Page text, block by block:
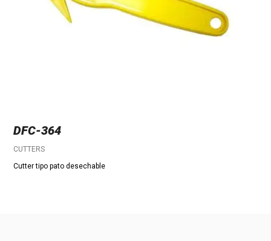
DFC-364
CUTTERS
Cutter tipo pato desechable